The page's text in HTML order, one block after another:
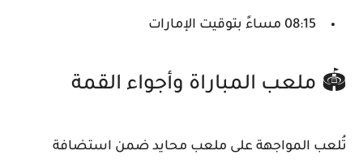
08:15 مساءً بتوقيت الإمارات
🏟️ ملعب المباراة وأجواء القمة
تُلعب المواجهة على ملعب محايد ضمن استضافة